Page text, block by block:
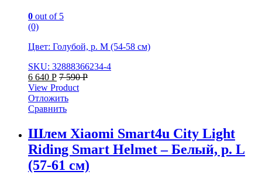
0 out of 5
(0)
Цвет: Голубой, р. M (54-58 см)
SKU: 32888366234-4
6 640 Р 7 590Р
View Product
Отложить
Сравнить
Шлем Xiaomi Smart4u City Light
Riding Smart Helmet – Белый, р. L
(57-61 см)